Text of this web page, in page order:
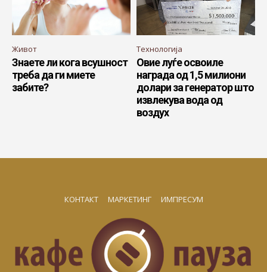
Живот
Знаете ли кога всушност
треба да ги миете
забите?
Технологија
Овие луѓе освоиле
награда од 1,5 милиони
долари за генератор што
извлекува вода од
воздух
КОНТАКТ МАРКЕТИНГ ИМПРЕСУМ